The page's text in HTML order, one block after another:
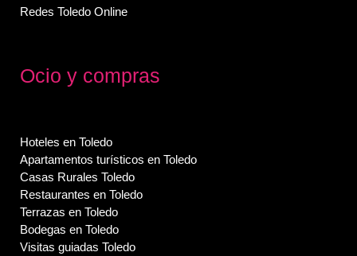
Redes Toledo Online
Ocio y compras
Hoteles en Toledo
Apartamentos turísticos en Toledo
Casas Rurales Toledo
Restaurantes en Toledo
Terrazas en Toledo
Bodegas en Toledo
Visitas guiadas Toledo